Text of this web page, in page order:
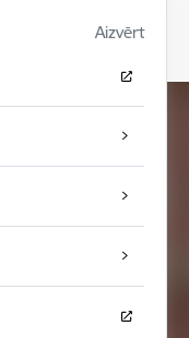
Aizvērt